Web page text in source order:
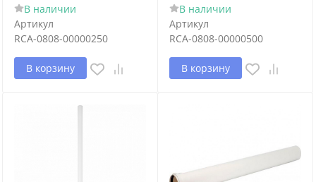
В наличии
Артикул
RCA-0808-00000250
В корзину
В наличии
Артикул
RCA-0808-00000500
В корзину